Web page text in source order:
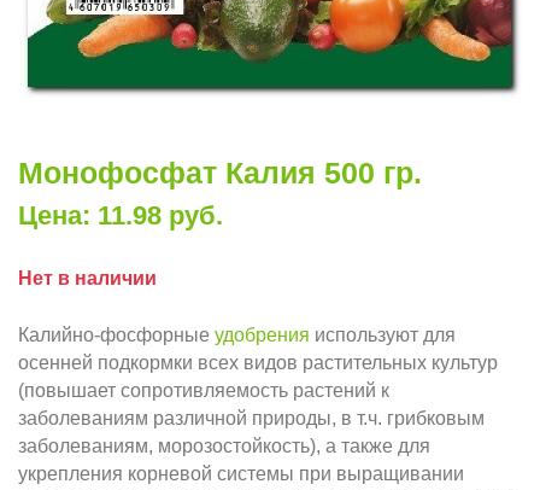
Монофосфат Калия 500 гр.
Цена: 11.98 руб.
Нет в наличии
Калийно-фосфорные удобрения используют для
осенней подкормки всех видов растительных культур
(повышает сопротивляемость растений к
заболеваниям различной природы, в т.ч. грибковым
заболеваниям, морозостойкость), а также для
укрепления корневой системы при выращивании